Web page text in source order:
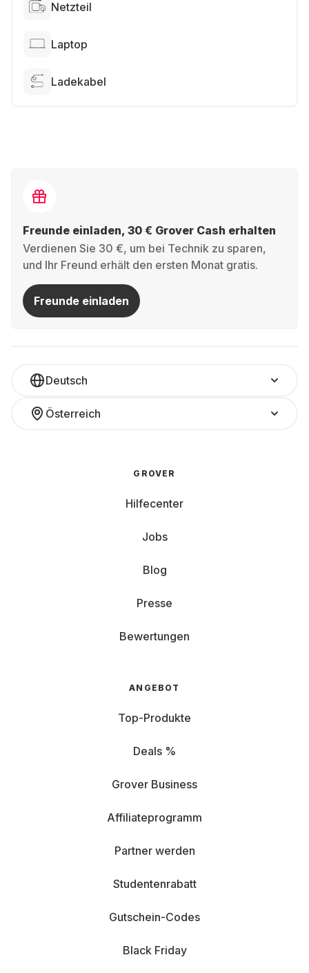
Netzteil
Laptop
Ladekabel
Freunde einladen, 30 € Grover Cash erhalten
Verdienen Sie 30 €, um bei Technik zu sparen,
und Ihr Freund erhält den ersten Monat gratis.
Freunde einladen
Deutsch
Österreich
GROVER
Hilfecenter
Jobs
Blog
Presse
Bewertungen
ANGEBOT
Top-Produkte
Deals %
Grover Business
Affiliateprogramm
Partner werden
Studentenrabatt
Gutschein-Codes
Black Friday